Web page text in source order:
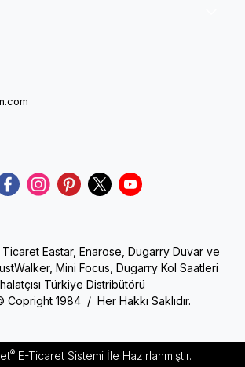
Eastar, Enarose, Dugarry Duvar ve
Mini Focus, Dugarry Kol Saatleri
Türkiye Distribütörü
Copright 1984 / Her Hakkı Saklıdır.
®E-Ticaret Sistemiİle Hazırlanmıştır.